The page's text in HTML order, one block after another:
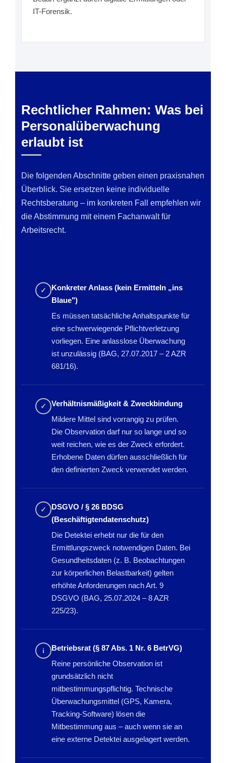
IT-Forensik.
Rechtlicher Rahmen: Was bei
Personalüberwachung
erlaubt ist
Die folgenden Abschnitte geben einen praxisnahen
Überblick. Sie ersetzen keine individuelle
Rechtsberatung – im konkreten Fall empfehlen wir
die Abstimmung mit einem Fachanwalt für
Arbeitsrecht.
✓
Konkreter Anlass (kein Ermitteln „ins
Blaue")
Es müssen tatsächliche Anhaltspunkte für
eine schwerwiegende Pflichtverletzung
vorliegen. Eine anlasslose Überwachung
ist unzulässig (BAG, 27.07.2017 – 2 AZR
681/16).
✓
Verhältnismäßigkeit & Zweckbindung
Mildere Mittel sind vorrangig zu prüfen.
Die Observation darf nur so lange und so
weit reichen, wie es der Zweck erfordert.
Erhobene Daten dürfen ausschließlich für
den definierten Zweck verwendet werden.
✓
DSGVO / § 26 BDSG
(Beschäftigtendatenschutz)
Die Detektei erhebt nur die für den
Ermittlungszweck notwendigen Daten. Bei
Gesundheitsdaten (z. B. Beobachtungen
zur körperlichen Belastbarkeit) gelten
erhöhte Anforderungen nach Art. 9
DSGVO (BAG, 25.07.2024 – 8 AZR
225/23).
i
Betriebsrat (§ 87 Abs. 1 Nr. 6 BetrVG)
Reine persönliche Observation ist
grundsätzlich nicht
mitbestimmungspflichtig. Technische
Überwachungsmittel (GPS, Kamera,
Tracking-Software) lösen die
Mitbestimmung aus – auch wenn sie an
eine externe Detektei ausgelagert werden.